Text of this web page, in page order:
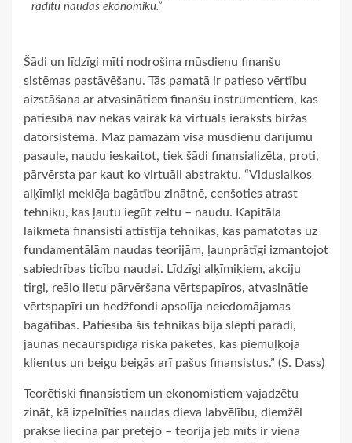
radītu naudas ekonomiku.”
Šādi un līdzīgi mīti nodrošina mūsdienu finanšu
sistēmas pastāvēšanu. Tās pamatā ir patieso vērtību
aizstāšana ar atvasinātiem finanšu instrumentiem, kas
patiesībā nav nekas vairāk kā virtuāls ieraksts biržas
datorsistēmā. Maz pamazām visa mūsdienu darījumu
pasaule, naudu ieskaitot, tiek šādi finansializēta, proti,
pārvērsta par kaut ko virtuāli abstraktu. “Viduslaikos
alķīmiķi meklēja bagātību zinātnē, cenšoties atrast
tehniku, kas ļautu iegūt zeltu – naudu. Kapitāla
laikmetā finansisti attīstīja tehnikas, kas pamatotas uz
fundamentālām naudas teorijām, ļaunprātīgi izmantojot
sabiedrības ticību naudai. Līdzīgi alķīmiķiem, akciju
tirgi, reālo lietu pārvēršana vērtspapīros, atvasinātie
vērtspapīri un hedžfondi apsolīja neiedomājamas
bagātības. Patiesībā šīs tehnikas bija slēpti parādi,
jaunas necaurspīdīga riska paketes, kas piemuļķoja
klientus un beigu beigās arī pašus finansistus.” (S. Dass)
Teorētiski finansistiem un ekonomistiem vajadzētu
zināt, kā izpelnīties naudas dieva labvēlību, diemžēl
prakse liecina par pretējo – teorija jeb mīts ir viena